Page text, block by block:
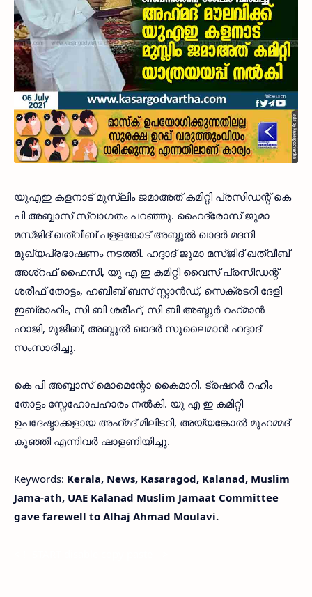
യുഎഇ കളനാട് മുസ്ലിം ജമാഅത് കമിറ്റി പ്രസിഡന്റ് കെ
പി അബ്ബാസ് സ്വാഗതം പറഞ്ഞു. ഹൈദ്രോസ് ജുമാ
മസ്ജിദ് ഖത്വീബ് പള്ളങ്കോട് അബ്ദുൽ ഖാദർ മദനി
മുഖ്യപ്രഭാഷണം നടത്തി. ഹദ്ദാദ് ജുമാ മസ്ജിദ് ഖത്വീബ്
അശ്‌റഫ് ഫൈസി, യു എ ഇ കമിറ്റി വൈസ് പ്രസിഡന്റ്
ശരീഫ് തോട്ടം, ഹബീബ് ബസ് സ്റ്റാൻഡ്, സെക്രടറി ദേളി
ഇബ്രാഹിം, സി ബി ശരീഫ്, സി ബി അബ്ദുർ റഹ്‌മാൻ
ഹാജി, മുജീബ്, അബ്ദുൽ ഖാദർ സുലൈമാൻ ഹദ്ദാദ്
സംസാരിച്ചു.
കെ പി അബ്ബാസ് മൊമെന്റോ കൈമാറി. ട്രഷറർ റഹീം
തോട്ടം സ്നേഹോപഹാരം നൽകി. യു എ ഇ കമിറ്റി
ഉപദേഷ്ടാക്കളായ അഹ്‌മദ്‌ മിലിടറി, അയ്യങ്കോൽ മുഹമ്മദ്
കുഞ്ഞി എന്നിവർ ഷാളണിയിച്ചു.
Keywords: Kerala, News, Kasaragod, Kalanad, Muslim
Jama-ath, UAE Kalanad Muslim Jamaat Committee
gave farewell to Alhaj Ahmad Moulavi.